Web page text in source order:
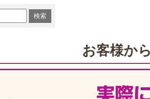
お客様か